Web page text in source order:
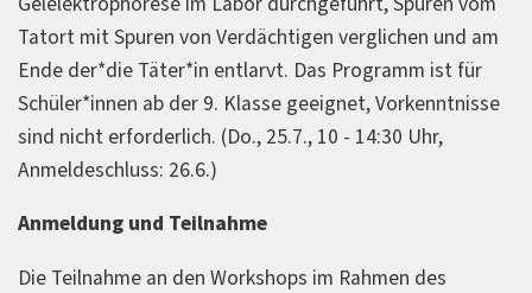
Tatort mit Spuren von Verdächtigen verglichen und am
Ende der*die Täter*in entlarvt. Das Programm ist für
Schüler*innen ab der 9. Klasse geeignet, Vorkenntnisse
sind nicht erforderlich. (Do., 25.7., 10 - 14:30 Uhr,
Anmeldeschluss: 26.6.)
Anmeldung und Teilnahme
Die Teilnahme an den Workshops im Rahmen des